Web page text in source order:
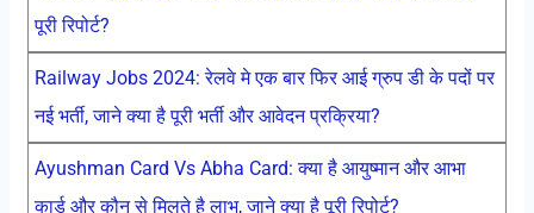
पूरी रिपोर्ट?
Railway Jobs 2024: रेलवे मे एक बार फिर आई ग्रुप डी के पदों पर
नई भर्ती, जाने क्या है पूरी भर्ती और आवेदन प्रक्रिया?
Ayushman Card Vs Abha Card: क्या है आयुष्मान और आभा
कार्ड और कौन से मिलते है लाभ, जाने क्या है पूरी रिपोर्ट?